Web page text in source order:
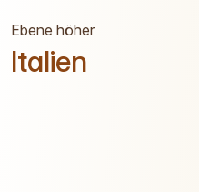
Ebene höher
Italien